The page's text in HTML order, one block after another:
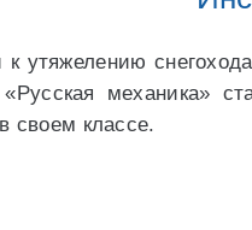
утяжелению
механика»
своем классе.